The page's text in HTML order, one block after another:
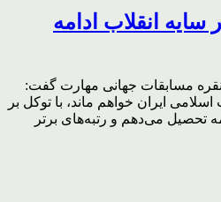
سایه انقلاب ادامه
نقره مسابقات جهانی مهارت گفت:
ایران خواهم ماند، با توکل بر
تحصیل می‌دهم و رتبه‌های برتر